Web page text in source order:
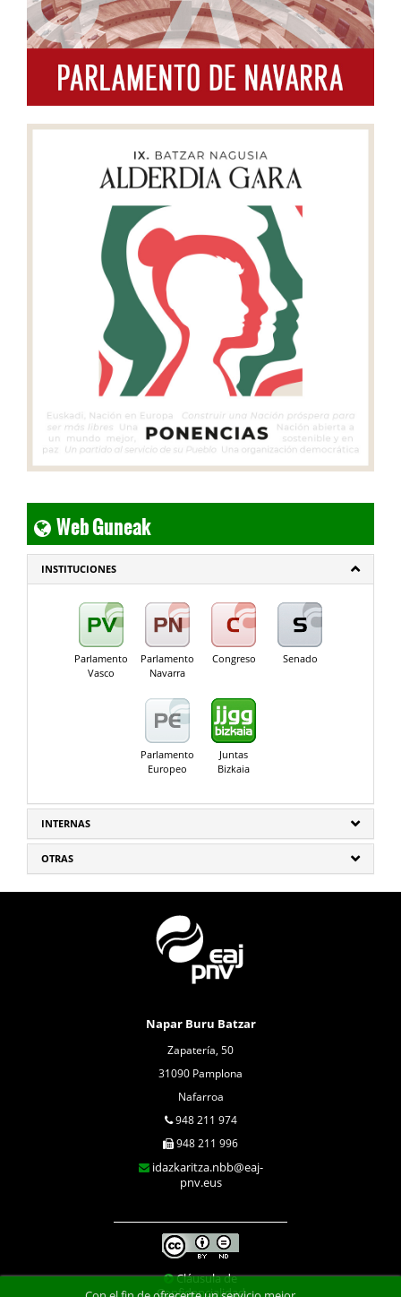
Web Guneak
INSTITUCIONES
Parlamento
Vasco
Parlamento
Navarra
Congreso Senado
Parlamento
Europeo
Juntas
Bizkaia
INTERNAS
OTRAS
Napar Buru Batzar
Zapatería, 50
31090 Pamplona
Nafarroa
948 211 974
948 211 996
idazkaritza.nbb@eaj-
pnv.eus
Cláusula de
Confidencialidad